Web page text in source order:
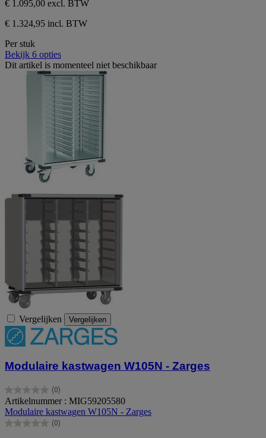
€ 1.095,00 excl. BTW
€ 1.324,95 incl. BTW
Per stuk
Bekijk 6 opties
Dit artikel is momenteel niet beschikbaar
Vergelijken Vergelijken
Modulaire kastwagen W105N - Zarges
(0)
0.0
van
de
5
Artikelnummer : MIG59205580
Modulaire kastwagen W105N - Zarges
(0)
0.0